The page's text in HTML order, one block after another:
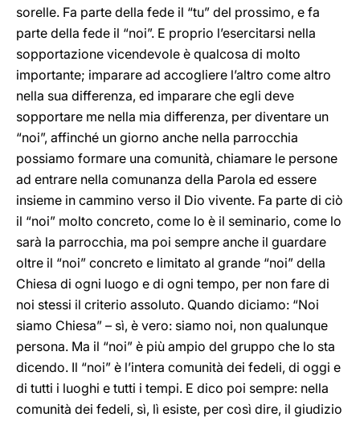
sorelle. Fa parte della fede il “tu” del prossimo, e fa
parte della fede il “noi”. E proprio l’esercitarsi nella
sopportazione vicendevole è qualcosa di molto
importante; imparare ad accogliere l’altro come altro
nella sua differenza, ed imparare che egli deve
sopportare me nella mia differenza, per diventare un
“noi”, affinché un giorno anche nella parrocchia
possiamo formare una comunità, chiamare le persone
ad entrare nella comunanza della Parola ed essere
insieme in cammino verso il Dio vivente. Fa parte di ciò
il “noi” molto concreto, come lo è il seminario, come lo
sarà la parrocchia, ma poi sempre anche il guardare
oltre il “noi” concreto e limitato al grande “noi” della
Chiesa di ogni luogo e di ogni tempo, per non fare di
noi stessi il criterio assoluto. Quando diciamo: “Noi
siamo Chiesa” – sì, è vero: siamo noi, non qualunque
persona. Ma il “noi” è più ampio del gruppo che lo sta
dicendo. Il “noi” è l’intera comunità dei fedeli, di oggi e
di tutti i luoghi e tutti i tempi. E dico poi sempre: nella
comunità dei fedeli, sì, lì esiste, per così dire, il giudizio